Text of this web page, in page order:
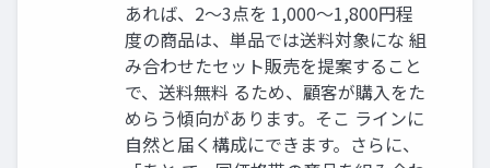
あれば、2〜3点を 1,000〜1,800円程
度の商品は、単品では送料対象にな 組
み合わせたセット販売を提案すること
で、送料無料 るため、顧客が購入をた
めらう傾向があります。そこ ラインに
自然と届く構成にできます。さらに、